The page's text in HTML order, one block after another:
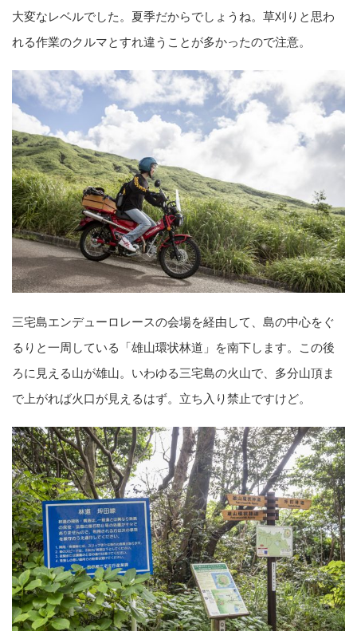
大変なレベルでした。夏季だからでしょうね。草刈りと思わ
れる作業のクルマとすれ違うことが多かったので注意。
三宅島エンデューロレースの会場を経由して、島の中心をぐ
るりと一周している「雄山環状林道」を南下します。この後
ろに見える山が雄山。いわゆる三宅島の火山で、多分山頂ま
で上がれば火口が見えるはず。立ち入り禁止ですけど。